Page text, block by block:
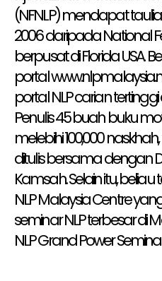
(NFNLP) mendapat
2006 daripada National
berpusat di Florida USA.
portal
portal NLP carian tertinggi
Penulis 45 buah buku
melebihi 100,000
ditulis bersama dengan
Kamsah. Selain itu,
NLP Malaysia Centre
seminar NLP terbesar di
NLP Grand Power